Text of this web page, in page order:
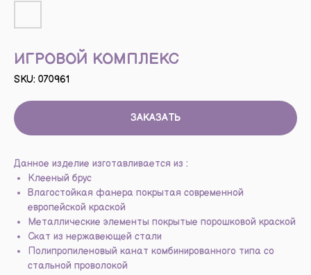
ИГРОВОЙ КОМПЛЕКС
SKU: 070961
ЗАКАЗАТЬ
Данное изделие изготавливается из :
Клееный брус
Влагостойкая фанера покрытая современной
европейской краской
Металлические элементы покрытые порошковой краской
Скат из нержавеющей стали
Полипропиленовый канат комбинированного типа со
стальной проволокой